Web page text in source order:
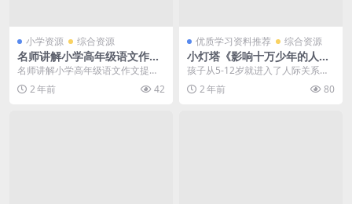
小学资源 综合资源
名师讲解小学高年级语文作文
提分秘籍-百度云下载
名师讲解小学高年级语文作文提分
秘籍-百度云下载 目录： 01一般书
信.flv 0...
2 年前 42
优质学习资料推荐 综合资源
小灯塔《影响十万少年的人际
沟通课》百度网盘下载，学校
孩子从5-12岁就进入了人际关系敏
感期，从因为玩具零食结交朋友，
到因为相同兴趣爱...
2 年前 80